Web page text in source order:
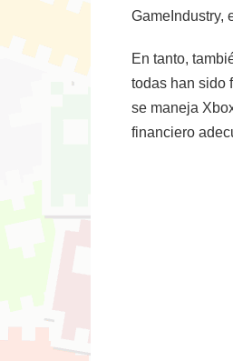
GameIndustry,
En tanto,
todas han sido
se maneja
financiero